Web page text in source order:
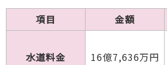
項目
金額
水道料金 16億7,636万円